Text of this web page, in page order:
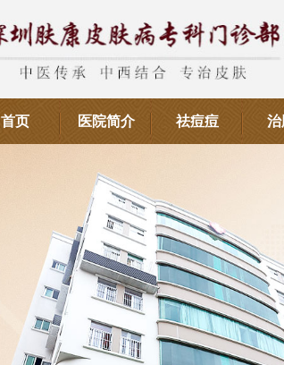
首页 医院简介 祛痘痘 治